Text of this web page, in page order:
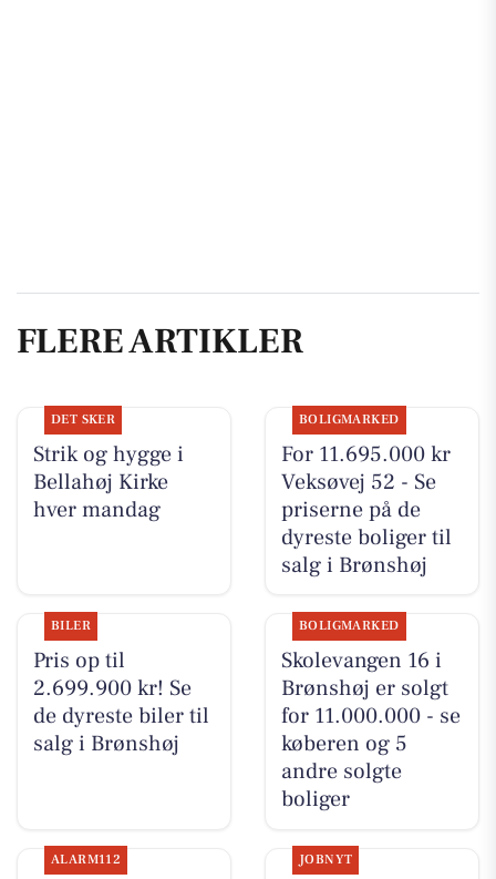
FLERE ARTIKLER
DET SKER
Strik og hygge i
Bellahøj Kirke
hver mandag
BOLIGMARKED
For 11.695.000 kr
Veksøvej 52 - Se
priserne på de
dyreste boliger til
salg i Brønshøj
BILER
Pris op til
2.699.900 kr! Se
de dyreste biler til
salg i Brønshøj
BOLIGMARKED
Skolevangen 16 i
Brønshøj er solgt
for 11.000.000 - se
køberen og 5
andre solgte
boliger
ALARM112 JOBNYT